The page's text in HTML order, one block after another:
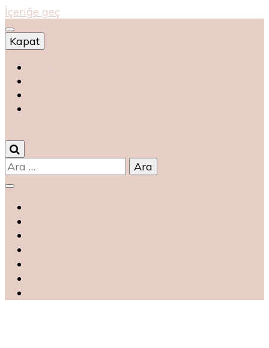
İçeriğe geç
Kapat
Arama: